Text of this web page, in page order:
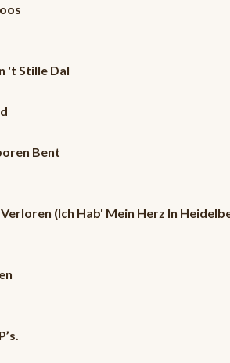
't Stille Dal
Bent
(Ich Hab' Mein Herz In